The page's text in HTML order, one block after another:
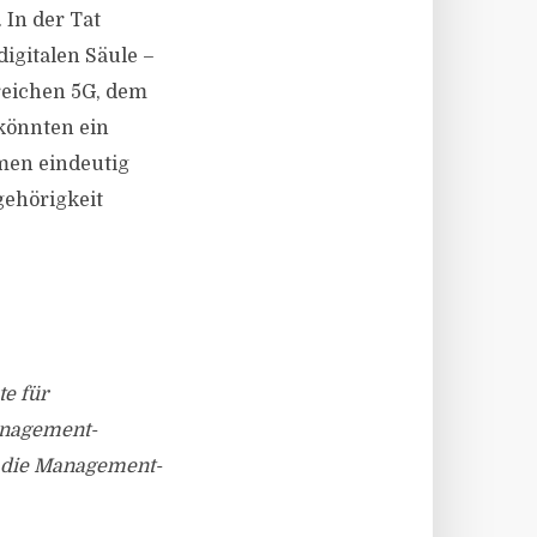
In der Tat
Säule –
5G, dem
ein
eindeutig
für
Management-